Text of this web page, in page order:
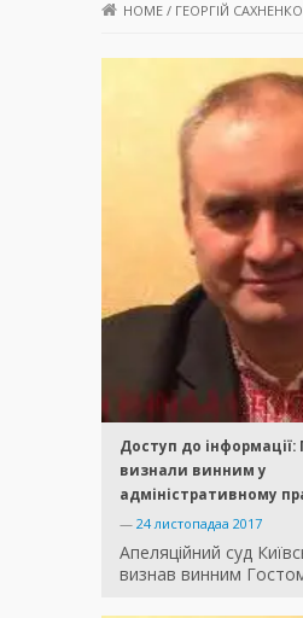
HOME / ГЕОРГІЙ САХНЕНКО
Доступ до
визнали винним у
адміністративному
— 24 листопадаа 2017
Апеляційний суд
визнав винним